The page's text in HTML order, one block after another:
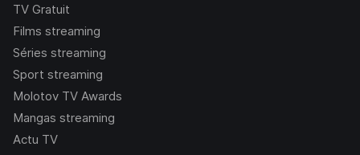
TV Gratuit
Films streaming
Séries streaming
Sport streaming
Molotov TV Awards
Mangas streaming
Actu TV